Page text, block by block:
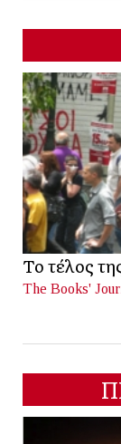
Το τέλος
The Books'